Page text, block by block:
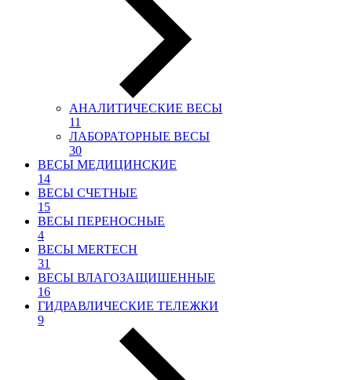
АНАЛИТИЧЕСКИЕ ВЕСЫ
11
ЛАБОРАТОРНЫЕ ВЕСЫ
30
ВЕСЫ МЕДИЦИНСКИЕ
14
ВЕСЫ СЧЕТНЫЕ
15
ВЕСЫ ПЕРЕНОСНЫЕ
4
ВЕСЫ MERTECH
31
ВЕСЫ ВЛАГОЗАЩИШЕННЫЕ
16
ГИДРАВЛИЧЕСКИЕ ТЕЛЕЖКИ
9